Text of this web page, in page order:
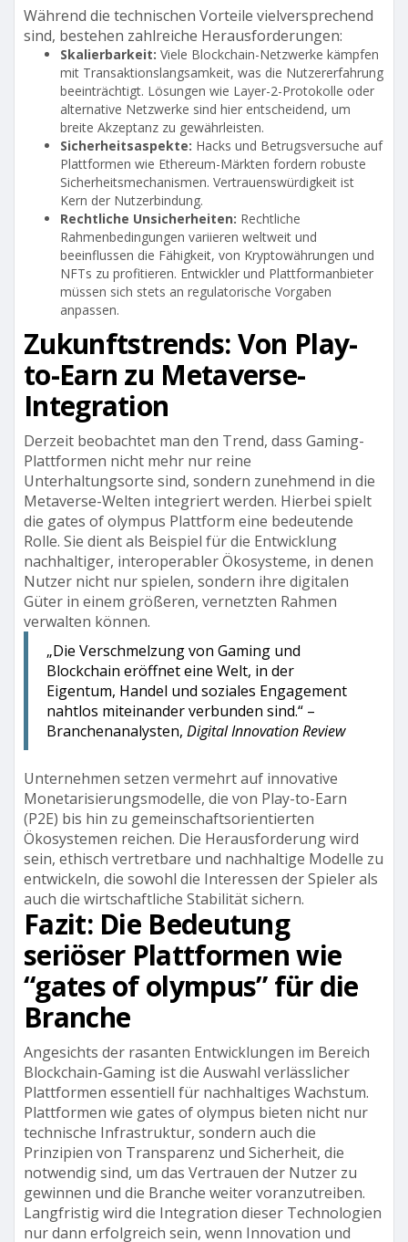
Während die technischen Vorteile vielversprechend
sind, bestehen zahlreiche Herausforderungen:
Skalierbarkeit: Viele Blockchain-Netzwerke kämpfen
mit Transaktionslangsamkeit, was die Nutzererfahrung
beeinträchtigt. Lösungen wie Layer-2-Protokolle oder
alternative Netzwerke sind hier entscheidend, um
breite Akzeptanz zu gewährleisten.
Sicherheitsaspekte: Hacks und Betrugsversuche auf
Plattformen wie Ethereum-Märkten fordern robuste
Sicherheitsmechanismen. Vertrauenswürdigkeit ist
Kern der Nutzerbindung.
Rechtliche Unsicherheiten: Rechtliche
Rahmenbedingungen variieren weltweit und
beeinflussen die Fähigkeit, von Kryptowährungen und
NFTs zu profitieren. Entwickler und Plattformanbieter
müssen sich stets an regulatorische Vorgaben
anpassen.
Zukunftstrends: Von Play-
to-Earn zu Metaverse-
Integration
Derzeit beobachtet man den Trend, dass Gaming-
Plattformen nicht mehr nur reine
Unterhaltungsorte sind, sondern zunehmend in die
Metaverse-Welten integriert werden. Hierbei spielt
die gates of olympus Plattform eine bedeutende
Rolle. Sie dient als Beispiel für die Entwicklung
nachhaltiger, interoperabler Ökosysteme, in denen
Nutzer nicht nur spielen, sondern ihre digitalen
Güter in einem größeren, vernetzten Rahmen
verwalten können.
„Die Verschmelzung von Gaming und
Blockchain eröffnet eine Welt, in der
Eigentum, Handel und soziales Engagement
nahtlos miteinander verbunden sind.“ –
Branchenanalysten, Digital Innovation Review
Unternehmen setzen vermehrt auf innovative
Monetarisierungsmodelle, die von Play-to-Earn
(P2E) bis hin zu gemeinschaftsorientierten
Ökosystemen reichen. Die Herausforderung wird
sein, ethisch vertretbare und nachhaltige Modelle zu
entwickeln, die sowohl die Interessen der Spieler als
auch die wirtschaftliche Stabilität sichern.
Fazit: Die Bedeutung
seriöser Plattformen wie
“gates of olympus” für die
Branche
Angesichts der rasanten Entwicklungen im Bereich
Blockchain-Gaming ist die Auswahl verlässlicher
Plattformen essentiell für nachhaltiges Wachstum.
Plattformen wie gates of olympus bieten nicht nur
technische Infrastruktur, sondern auch die
Prinzipien von Transparenz und Sicherheit, die
notwendig sind, um das Vertrauen der Nutzer zu
gewinnen und die Branche weiter voranzutreiben.
Langfristig wird die Integration dieser Technologien
nur dann erfolgreich sein, wenn Innovation und